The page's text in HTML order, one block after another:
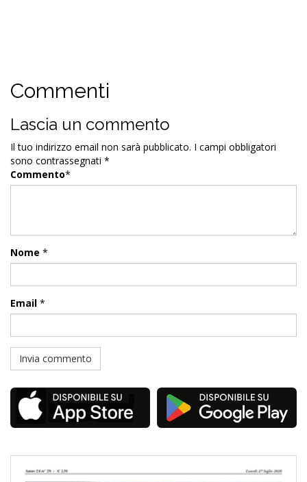
Commenti
Lascia un commento
Il tuo indirizzo email non sarà pubblicato. I campi obbligatori
sono contrassegnati *
Commento*
Nome *
Email *